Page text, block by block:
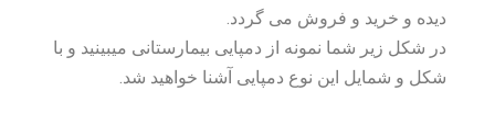
دیده و خرید و فروش می گردد.
در شکل زیر شما نمونه از دمپایی بیمارستانی میبینید و با
شکل و شمایل این نوع دمپایی آشنا خواهید شد.